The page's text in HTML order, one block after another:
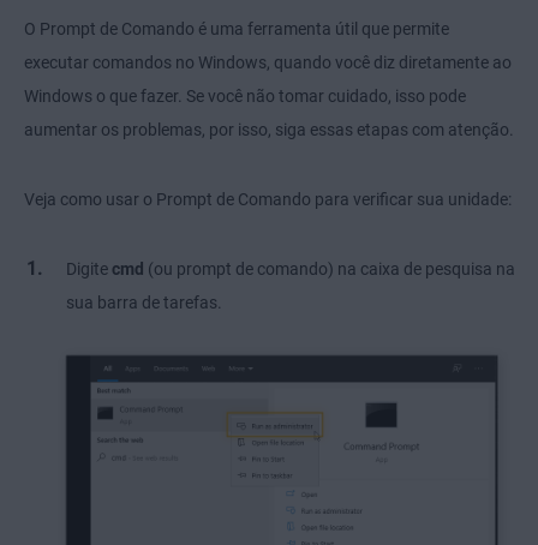
O Prompt de Comando é uma ferramenta útil que permite
executar comandos no Windows, quando você diz diretamente ao
Windows o que fazer. Se você não tomar cuidado, isso pode
aumentar os problemas, por isso, siga essas etapas com atenção.
Veja como usar o Prompt de Comando para verificar sua unidade:
Digite cmd (ou prompt de comando) na caixa de pesquisa na
sua barra de tarefas.